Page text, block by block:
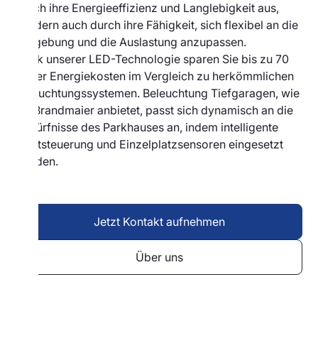
durch ihre Energieeffizienz und Langlebigkeit aus,
sondern auch durch ihre Fähigkeit, sich flexibel an die
Umgebung und die Auslastung anzupassen.
Dank unserer LED-Technologie sparen Sie bis zu 70
% der Energiekosten im Vergleich zu herkömmlichen
Beleuchtungssystemen. Beleuchtung Tiefgaragen, wie
sie Brandmaier anbietet, passt sich dynamisch an die
Bedürfnisse des Parkhauses an, indem intelligente
Lichtsteuerung und Einzelplatzsensoren eingesetzt
werden.
Jetzt Kontakt aufnehmen
Über uns